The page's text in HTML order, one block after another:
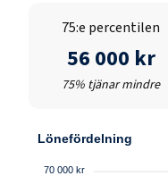
75:e percentilen
56 000 kr
75% tjänar mindre
Lönefördelning
70 000 kr